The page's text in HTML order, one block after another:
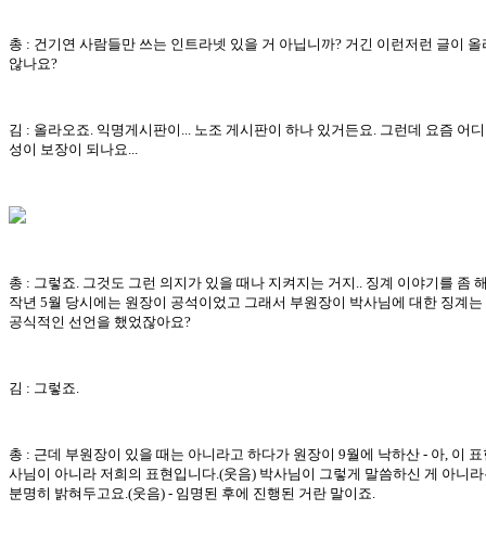
총 : 건기연 사람들만 쓰는 인트라넷 있을 거 아닙니까? 거긴 이런저런 글이 올
않나요?
김 : 올라오죠. 익명게시판이... 노조 게시판이 하나 있거든요. 그런데 요즘 어
성이 보장이 되나요...
총 : 그렇죠. 그것도 그런 의지가 있을 때나 지켜지는 거지.. 징계 이야기를 좀
작년 5월 당시에는 원장이 공석이었고 그래서 부원장이 박사님에 대한 징계
공식적인 선언을 했었잖아요?
김 : 그렇죠.
총 : 근데 부원장이 있을 때는 아니라고 하다가 원장이 9월에 낙하산 - 아, 이
사님이 아니라 저희의 표현입니다.(웃음) 박사님이 그렇게 말씀하신 게 아니
분명히 밝혀두고요.(웃음) - 임명된 후에 진행된 거란 말이죠.